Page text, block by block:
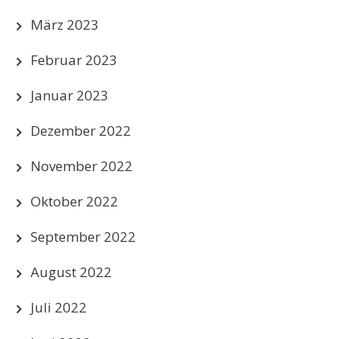
März 2023
Februar 2023
Januar 2023
Dezember 2022
November 2022
Oktober 2022
September 2022
August 2022
Juli 2022